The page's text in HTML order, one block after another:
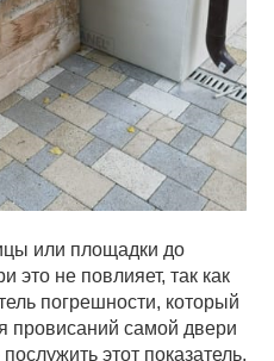
или площадки до
это не повлияет, так как
погрешности, который
провисаний самой двери
этот показатель,